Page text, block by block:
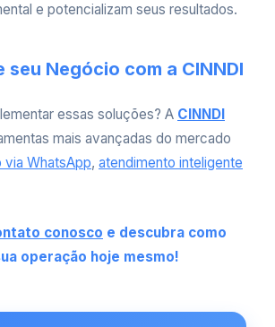
e potencializam seus resultados.
seu Negócio com a CINNDI
essas soluções? A CINNDI
mais avançadas do mercado
via WhatsApp, atendimento inteligente
conosco e descubra como
operação hoje mesmo!